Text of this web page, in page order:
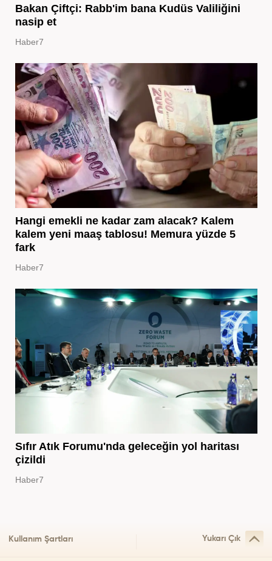
Bakan Çiftçi: Rabb'im bana Kudüs Valiliğini
nasip et
Haber7
Hangi emekli ne kadar zam alacak? Kalem
kalem yeni maaş tablosu! Memura yüzde 5
fark
Haber7
Sıfır Atık Forumu'nda geleceğin yol haritası
çizildi
Haber7
Kullanım Şartları Yukarı Çık